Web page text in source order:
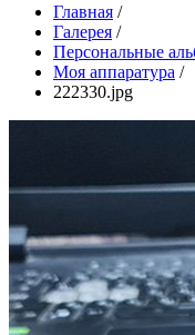
Главная /
Галерея /
Персональные
Моя аппаратура /
222330.jpg